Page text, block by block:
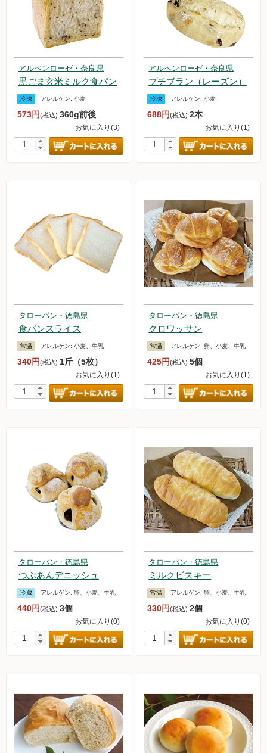
アルペンローゼ・奈良県
黒ごま玄米ミルク食パン
冷凍 アレルゲン: 小麦
573円(税込) 360g前後
お気に入り(3)
アルペンローゼ・奈良県
プチブラン（レーズン）
冷凍 アレルゲン:小麦
688円(税込)2本
お気に入り(1)
タローパン・徳島県
食パンスライス
常温 アレルゲン: 小麦、牛乳
340円(税込) 1斤（5枚）
お気に入り(1)
タローパン・徳島県
クロワッサン
常温 アレルゲン:卵、小麦、牛乳
425円(税込)5個
お気に入り(1)
タローパン・徳島県
つぶあんデニッシュ
冷蔵 アレルゲン: 卵、小麦、牛乳
440円(税込) 3個
お気に入り(0)
タローパン・徳島県
ミルクビスキー
常温 アレルゲン:卵、小麦、牛乳
330円(税込)2個
お気に入り(0)